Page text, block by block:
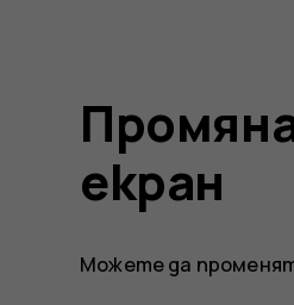
екран
Можете да